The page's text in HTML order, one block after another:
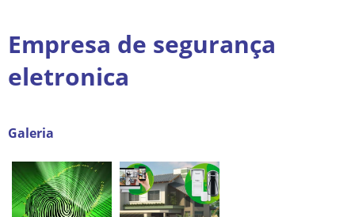
Empresa de segurança
eletronica
Galeria